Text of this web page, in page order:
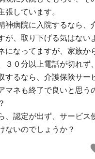
張しています。
神病院に入院するなら、
が、取り下げる気はない
になってますが、家族か
３０分以上電話が切れず
するなら、介護保険サー
マネも終了で良いと思う
、認定が出ず、サービス
ないのでしょうか？